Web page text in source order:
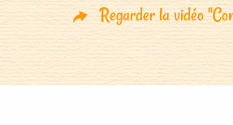
Regarder la vidéo